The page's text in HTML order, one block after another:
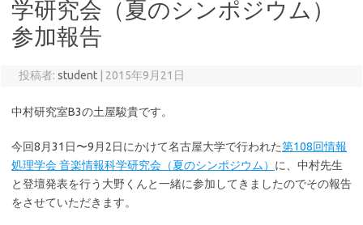
学研究会（夏のシンポジウム）
参加報告
投稿者: student 2015年9月21日
中村研究室B3の土屋駿貴です。
今回8月31日〜9月2日にかけて名古屋大学で行われた第108回情報
処理学会 音楽情報科学研究会（夏のシンポジウム） に、中村先生
と登壇発表を行う大野くんと一緒に参加してきましたのでその報告
をさせていただきます。